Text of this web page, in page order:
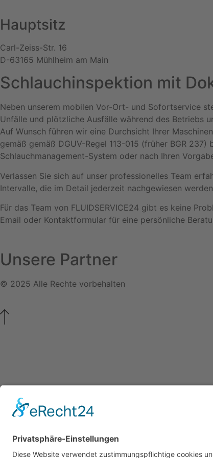
Inhalt
springen
Hauptsitz
Carl-Zeiss-Str. 16
D-63165 Mühlheim am Main
Schlauchinspektion mit
Neben unserem mobilen Vor-Ort- und Sofortservice
Unfälle und plötzliche Ausfälle während des Betriebs
Auf Wunsch führen wir eine Durchsicht Ihrer
gemäß gemäß DGUV-Regel 113-015 (früher BGR
Schlauchmanagement-System oder nach Ihren
Verlassen Sie sich auf unser professionelles Team
Intervalle, die im Detail jederzeit nachgewiesen
Für das Team von FLUIDSERVICE24 gibt es keine
Email oder Kontaktformular für eine persönliche
Unsere Partner
© 2025 Alle Rechte vorbehalten